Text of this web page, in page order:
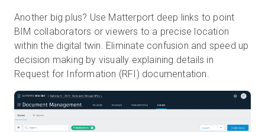
Another big plus? Use Matterport deep links to point
BIM collaborators or viewers to a precise location
within the digital twin. Eliminate confusion and speed up
decision making by visually explaining details in
Request for Information (RFI) documentation.